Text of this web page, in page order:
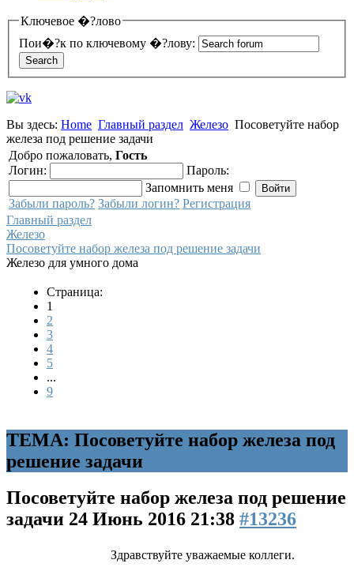
Ключевое �?лово
Пои�?к по ключевому �?лову:
Вы здесь: Home Главный раздел Железо Посоветуйте набор
железа под решение задачи
Добро пожаловать, Гость
Логин:
Пароль:
Запомнить меня
Забыли пароль? Забыли логин? Регистрация
Главный раздел
Железо
Посоветуйте набор железа под решение задачи
Железо для умного дома
Страница:
1
2
3
4
5
...
9
ТЕМА: Посоветуйте набор железа под
решение задачи
Посоветуйте набор железа под решение
задачи 24 Июнь 2016 21:38 #13236
Здравствуйте уважаемые коллеги.